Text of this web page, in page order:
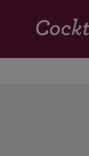
COCKTAILS
Alla